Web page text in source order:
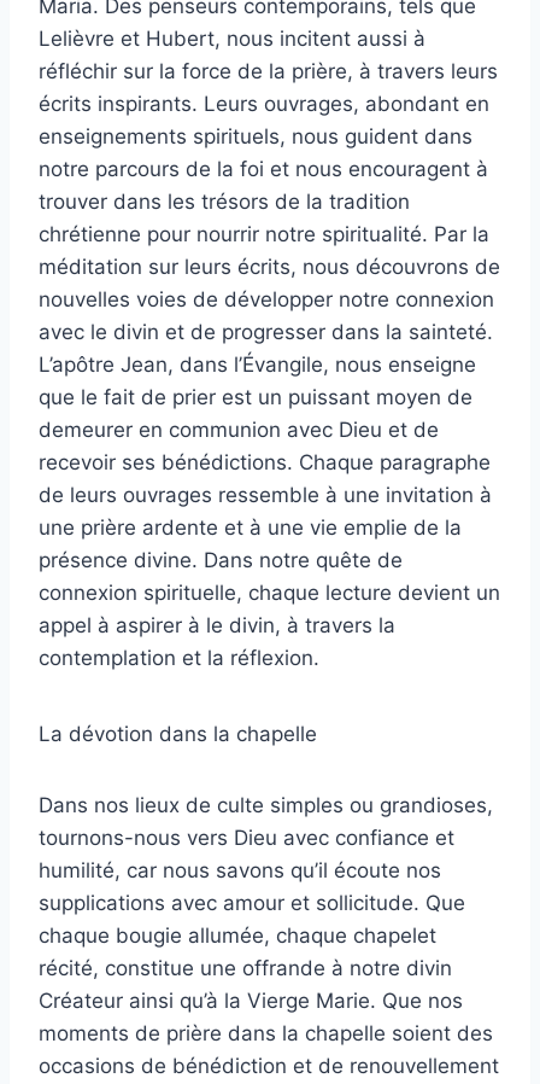
Maria. Des penseurs contemporains, tels que
Lelièvre et Hubert, nous incitent aussi à
réfléchir sur la force de la prière, à travers leurs
écrits inspirants. Leurs ouvrages, abondant en
enseignements spirituels, nous guident dans
notre parcours de la foi et nous encouragent à
trouver dans les trésors de la tradition
chrétienne pour nourrir notre spiritualité. Par la
méditation sur leurs écrits, nous découvrons de
nouvelles voies de développer notre connexion
avec le divin et de progresser dans la sainteté.
L’apôtre Jean, dans l’Évangile, nous enseigne
que le fait de prier est un puissant moyen de
demeurer en communion avec Dieu et de
recevoir ses bénédictions. Chaque paragraphe
de leurs ouvrages ressemble à une invitation à
une prière ardente et à une vie emplie de la
présence divine. Dans notre quête de
connexion spirituelle, chaque lecture devient un
appel à aspirer à le divin, à travers la
contemplation et la réflexion.
La dévotion dans la chapelle
Dans nos lieux de culte simples ou grandioses,
tournons-nous vers Dieu avec confiance et
humilité, car nous savons qu’il écoute nos
supplications avec amour et sollicitude. Que
chaque bougie allumée, chaque chapelet
récité, constitue une offrande à notre divin
Créateur ainsi qu’à la Vierge Marie. Que nos
moments de prière dans la chapelle soient des
occasions de bénédiction et de renouvellement